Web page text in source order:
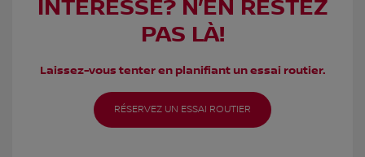
INTÉRESSE? N’EN RESTEZ
PAS LÀ!
Laissez-vous tenter en planifiant un essai routier.
RÉSERVEZ UN ESSAI ROUTIER